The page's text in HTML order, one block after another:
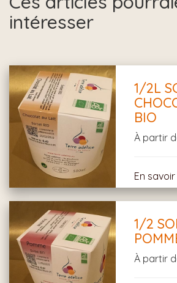
intéresser
1/2L
BIO
À partir
En
1/2
À partir